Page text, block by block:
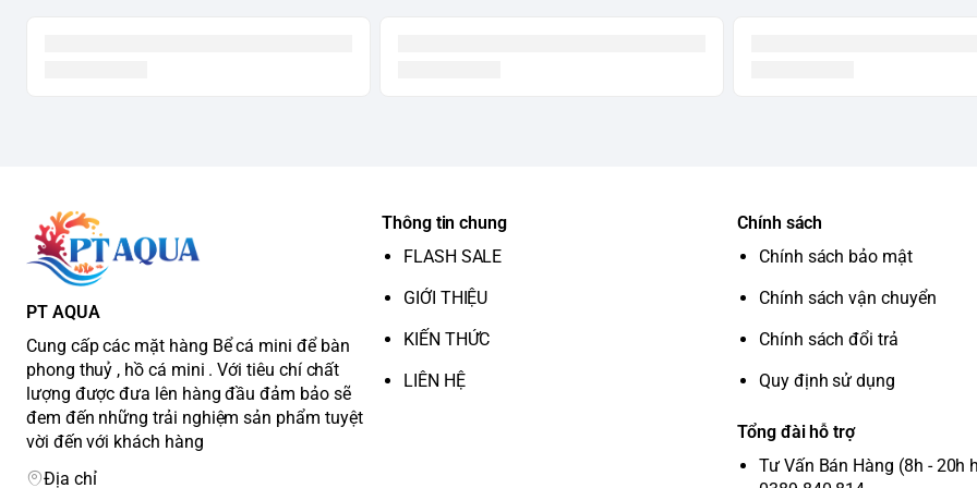
PT AQUA
Cung cấp các mặt hàng Bể cá mini để bàn
phong thuỷ , hồ cá mini . Với tiêu chí chất
lượng được đưa lên hàng đầu đảm bảo sẽ
đem đến những trải nghiệm sản phẩm tuyệt
vời đến với khách hàng
Địa chỉ
Thông tin chung
FLASH SALE
GIỚI THIỆU
KIẾN THỨC
LIÊN HỆ
Chính sách
Chính sách bảo mật
Chính sách vận chuyển
Chính sách đổi trả
Quy định sử dụng
Tổng đài hỗ trợ
Tư Vấn Bán Hàng (8h - 20h